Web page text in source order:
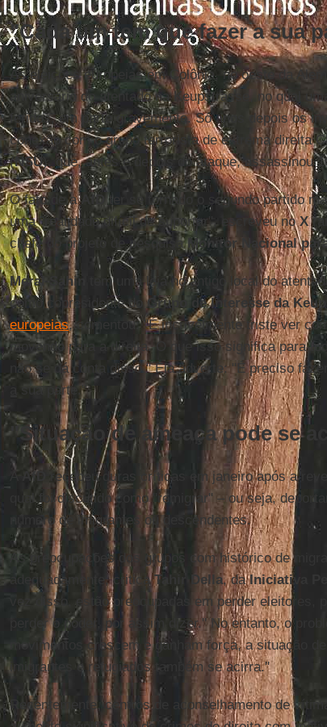
"Cada um tem que fazer a sua
As eleições europeias em Colônia, no oeste da
aniversário do atentado na Keupstrasse, no qual
feridos, em parte gravemente. Só anos depois os
conexão com o grupo terrorista de extrema direita
(NSU), que, antes e depois do ataque, assassinou
O fato de aAfD ter se tornado o segundo partido
uma "realidade difícil de suportar", escreveu noX
chefe do projeto de pesquisaMonitor Nacional
Meral Sahin
tem uma loja no antigo local do
como copresidente doGrupo de Interesse da
europeias, comentou: "É incrivelmente triste ver
movendo para a direita. O que isso significa para
não se dá conta disso." Ela adverte: "É preciso
a sua parte."
"Situação de ameaça pode se
AfD
recebeu duras críticas em janeiro após a
qual foi discutido como "remigrar" – ou seja,
número de imigrantes ou descendentes.
As preocupações dos grupos com histórico de
adequadamente, criticaTahir Della, daIniciativa
vez disso, estão preocupadas em perder eleitores,
perder o poder, por assim dizer." No entanto, o
movimentos crescem e ganham força, a situação
imigrantes e refugiados também se acirra."
Recentemente, centros de aconselhamento de